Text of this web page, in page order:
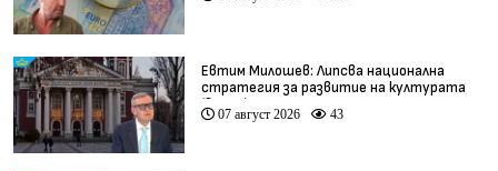
Евтим Милошев: Липсва национална
стратегия за развитие на културата
(видео)
07 август 2026 43